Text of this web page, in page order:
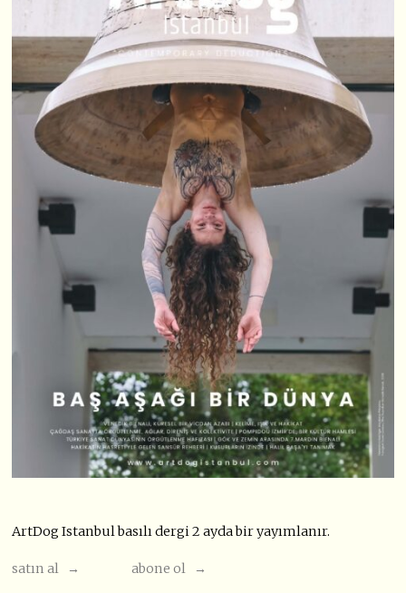
ArtDog Istanbul basılı dergi 2 ayda bir yayımlanır.
satın al → abone ol →